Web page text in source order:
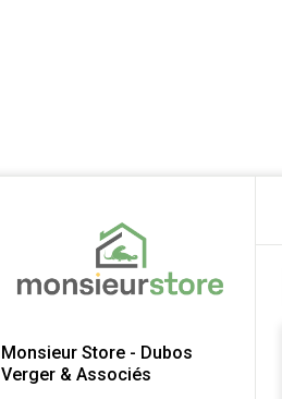
Monsieur Store - Dubos
Verger & Associés